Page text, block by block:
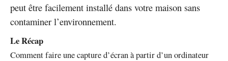
peut être facilement installé dans votre maison sans
contaminer l’environnement.
Le Récap
Comment faire une capture d’écran à partir d’un ordinateur